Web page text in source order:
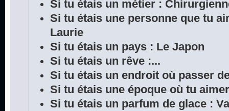
Si tu étais un métier :
Si tu étais une personne que tu
Laurie
Si tu étais un pays : Le Japon
Si tu étais un rêve :...
Si tu étais un endroit où passer
Si tu étais une époque où tu
Si tu étais un parfum de glace :